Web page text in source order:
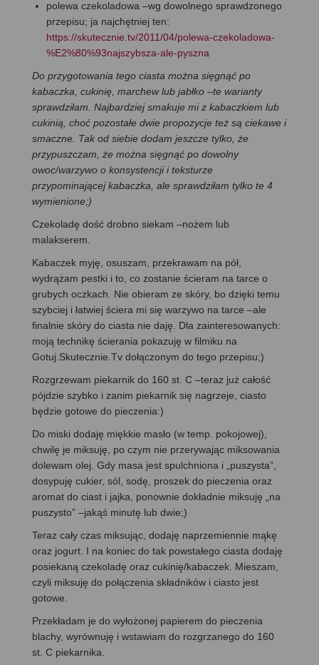
polewa czekoladowa –wg dowolnego sprawdzonego
przepisu; ja najchętniej ten:
https://skutecznie.tv/2011/04/polewa-czekoladowa-
%E2%80%93najszybsza-ale-pyszna
Do przygotowania tego ciasta można sięgnąć po
kabaczka, cukinię, marchew lub jabłko –te warianty
sprawdziłam. Najbardziej smakuje mi z kabaczkiem lub
cukinią, choć pozostałe dwie propozycje też są ciekawe i
smaczne. Tak od siebie dodam jeszcze tylko, że
przypuszczam, że można sięgnąć po dowolny
owoc/warzywo o konsystencji i teksturze
przypominającej kabaczka, ale sprawdziłam tylko te 4
wymienione;)
Czekoladę dość drobno siekam –nożem lub
malakserem.
Kabaczek myję, osuszam, przekrawam na pół,
wydrążam pestki i to, co zostanie ścieram na tarce o
grubych oczkach. Nie obieram ze skóry, bo dzięki temu
szybciej i łatwiej ściera mi się warzywo na tarce –ale
finalnie skóry do ciasta nie daję. Dla zainteresowanych:
moją technikę ścierania pokazuję w filmiku na
Gotuj.Skutecznie.Tv dołączonym do tego przepisu;)
Rozgrzewam piekarnik do 160 st. C –teraz już całość
pójdzie szybko i zanim piekarnik się nagrzeje, ciasto
będzie gotowe do pieczenia:)
Do miski dodaję miękkie masło (w temp. pokojowej),
chwilę je miksuję, po czym nie przerywając miksowania
dolewam olej. Gdy masa jest spulchniona i „puszysta”,
dosypuję cukier, sól, sodę, proszek do pieczenia oraz
aromat do ciast i jajka, ponownie dokładnie miksuję „na
puszysto” –jakąś minutę lub dwie;)
Teraz cały czas miksując, dodaję naprzemiennie mąkę
oraz jogurt. I na koniec do tak powstałego ciasta dodaję
posiekaną czekoladę oraz cukinię/kabaczek. Mieszam,
czyli miksuję do połączenia składników i ciasto jest
gotowe.
Przekładam je do wyłożonej papierem do pieczenia
blachy, wyrównuję i wstawiam do rozgrzanego do 160
st. C piekarnika.